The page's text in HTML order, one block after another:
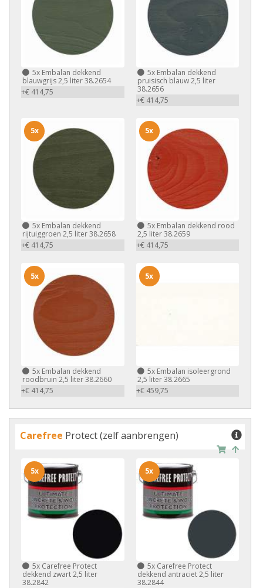
5x Embalan dekkend
blauwgrijs 2,5 liter 38.2654
+€ 414,75
5xEmbalan dekkend
pruisisch blauw 2,5 liter
38.2656
+€ 414,75
5x Embalan dekkend
rijtuiggroen 2,5 liter 38.2658
+€ 414,75
5x
5xEmbalan dekkend rood
2,5 liter 38.2659
+€ 414,75
5x
5x Embalan dekkend
roodbruin 2,5 liter 38.2660
+€ 414,75
5x
5xEmbalan isoleergrond
2,5 liter 38.2665
+€ 459,75
5x
Carefree Protect (zelf aanbrengen)
5x Carefree Protect
dekkend zwart 2,5 liter
38.2842
5x
5xCarefree Protect
dekkend antraciet 2,5 liter
38.2844
5x